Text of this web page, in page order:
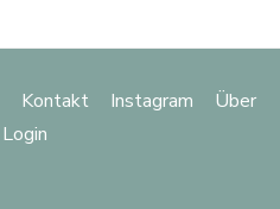
Kontakt Instagram
Über
Login